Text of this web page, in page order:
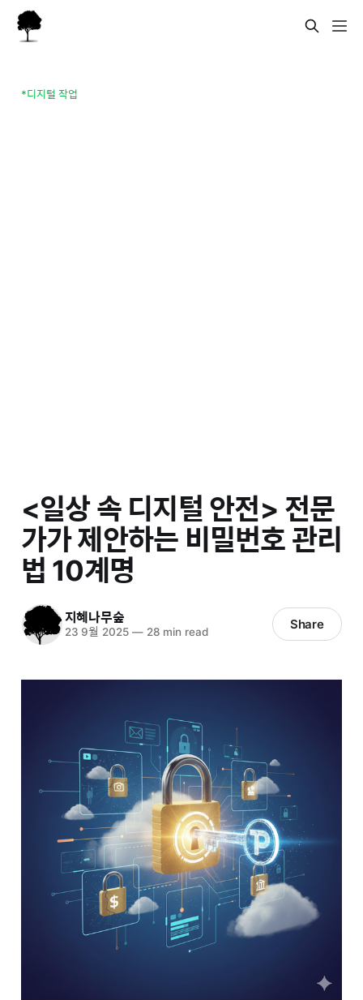
*디지털 작업
<일상 속 디지털 안전> 전문
가가 제안하는 비밀번호 관리
법 10계명
지혜나무숲
23 9월 2025 —28 min read Share